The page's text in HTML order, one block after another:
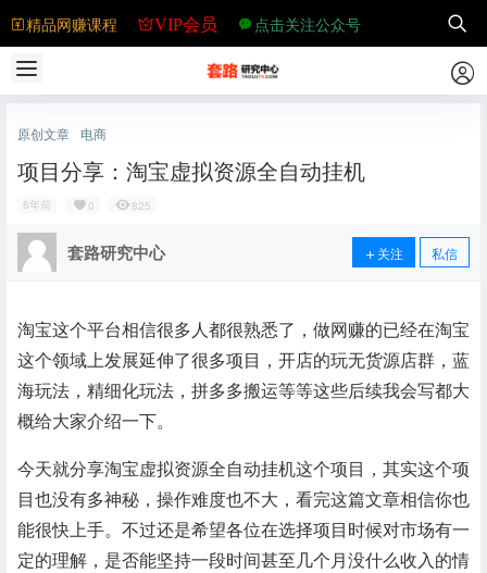
精品网赚课程 VIP会员 点击关注公众号
原创文章 电商
项目分享：淘宝虚拟资源全自动挂机
6年前 0 825
套路研究中心 关注 私信
淘宝这个平台相信很多人都很熟悉了，做网赚的已经在淘宝
这个领域上发展延伸了很多项目，开店的玩无货源店群，蓝
海玩法，精细化玩法，拼多多搬运等等这些后续我会写都大
概给大家介绍一下。
今天就分享淘宝虚拟资源全自动挂机这个项目，其实这个项
目也没有多神秘，操作难度也不大，看完这篇文章相信你也
能很快上手。不过还是希望各位在选择项目时候对市场有一
定的理解，是否能坚持一段时间甚至几个月没什么收入的情